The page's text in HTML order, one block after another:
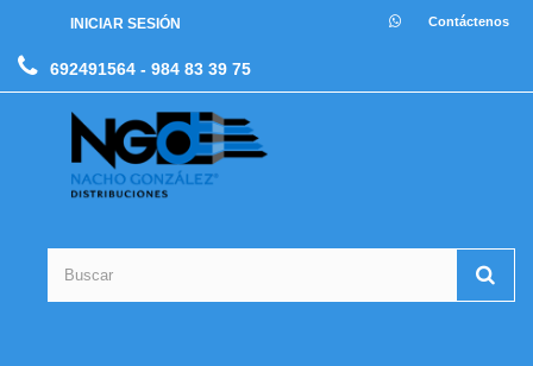
INICIAR SESIÓN Contáctenos
692491564 - 984 83 39 75